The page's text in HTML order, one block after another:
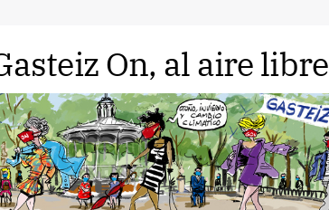
On, al aire libre